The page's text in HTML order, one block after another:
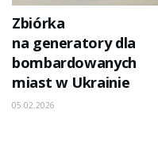
Zbiórka
na generatory dla
bombardowanych
miast w Ukrainie
05.02.2026